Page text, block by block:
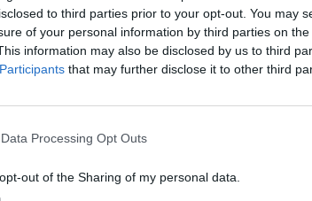
to third parties prior to your opt-out. You may
of your personal information by third parties on the
information may also be disclosed by us to third
that may further disclose it to other third
Processing Opt Outs
out of the Sharing of my personal data.
e Resiliência (PRR), a
acessíveis a pessoas com
um posto de carregamento elétrico,
sendo mais de 492 mil euros financiados